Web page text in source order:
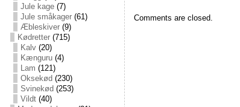
Jule kage(7)
Jule småkager(61)
Æbleskiver(9)
Kødretter(715)
Kalv(20)
Kænguru(4)
Lam (121)
Oksekød (230)
Svinekød (253)
Vildt(40)
Comments are closed.